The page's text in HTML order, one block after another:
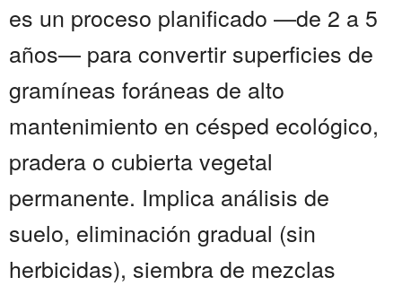
es un proceso planificado —de 2 a 5
años— para convertir superficies de
gramíneas foráneas de alto
mantenimiento en césped ecológico,
pradera o cubierta vegetal
permanente. Implica análisis de
suelo, eliminación gradual (sin
herbicidas), siembra de mezclas